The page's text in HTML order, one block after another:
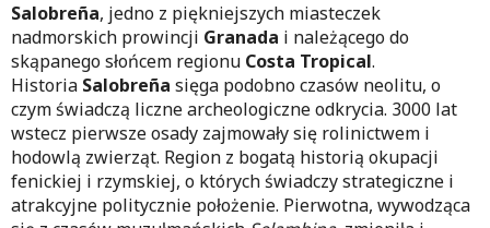
Salobreña, jedno z piękniejszych miasteczek
nadmorskich prowincji Granada i należącego do
skąpanego słońcem regionu Costa Tropical.
Historia Salobreña sięga podobno czasów neolitu, o
czym świadczą liczne archeologiczne odkrycia. 3000 lat
wstecz pierwsze osady zajmowały się rolinictwem i
hodowlą zwierząt. Region z bogatą historią okupacji
fenickiej i rzymskiej, o których świadczy strategiczne i
atrakcyjne politycznie położenie. Pierwotna, wywodząca